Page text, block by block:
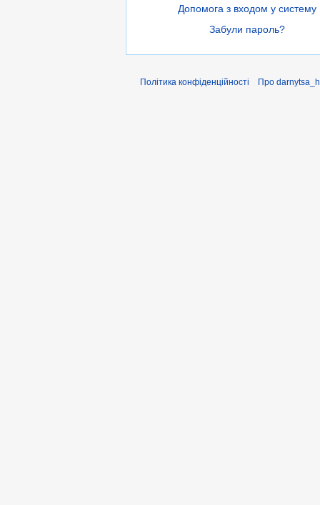
Допомога з входом у систему
Забули пароль?
Політика конфіденційності Про